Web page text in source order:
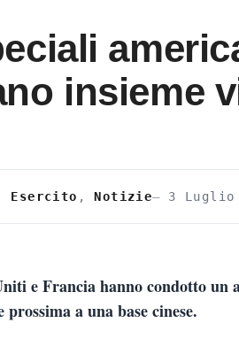
insieme
3 Luglio
Esercito ,Notizie
e Francia hanno condotto un
prossima a una base cinese.